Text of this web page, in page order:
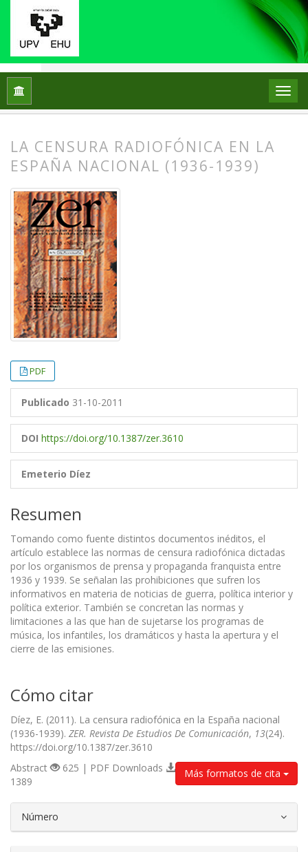
Inicio
LA CENSURA RADIOFÓNICA EN LA
ESPAÑA NACIONAL (1936-1939)
PDF
Publicado 31-10-2011
DOI https://doi.org/10.1387/zer.3610
Emeterio Díez
Resumen
Tomando como fuente distintos documentos inéditos, el
artículo establece las normas de censura radiofónica dictadas
por los organismos de prensa y propaganda franquista entre
1936 y 1939. Se señalan las prohibiciones que sufren los
informativos en materia de noticias de guerra, política interior y
política exterior. También se concretan las normas y
limitaciones a las que han de sujetarse los programas de
música, los infantiles, los dramáticos y hasta la apertura y el
cierre de las emisiones.
Cómo citar
Díez, E. (2011). La censura radiofónica en la España nacional
(1936-1939). ZER. Revista De Estudios De Comunicación, 13(24).
https://doi.org/10.1387/zer.3610
Más formatos de cita
Abstract
625 | PDF Downloads
1389
Número